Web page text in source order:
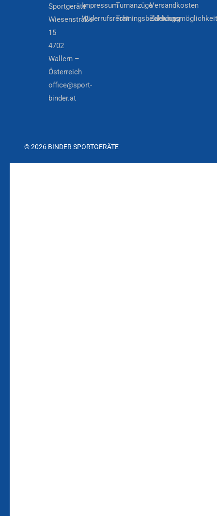
Sportgeräte
Wiesenstraße
15
4702
Wallern –
Österreich
office@sport-
binder.at
Impressum
Widerrufsrecht
Turnanzüge
Trainingsbekleidung
Versandkosten
© 2026 BINDER SPORTGERÄTE